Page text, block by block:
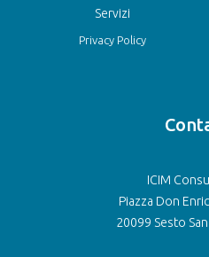
Servizi
Privacy Policy
ICIM
Piazza Don
20099 Sesto